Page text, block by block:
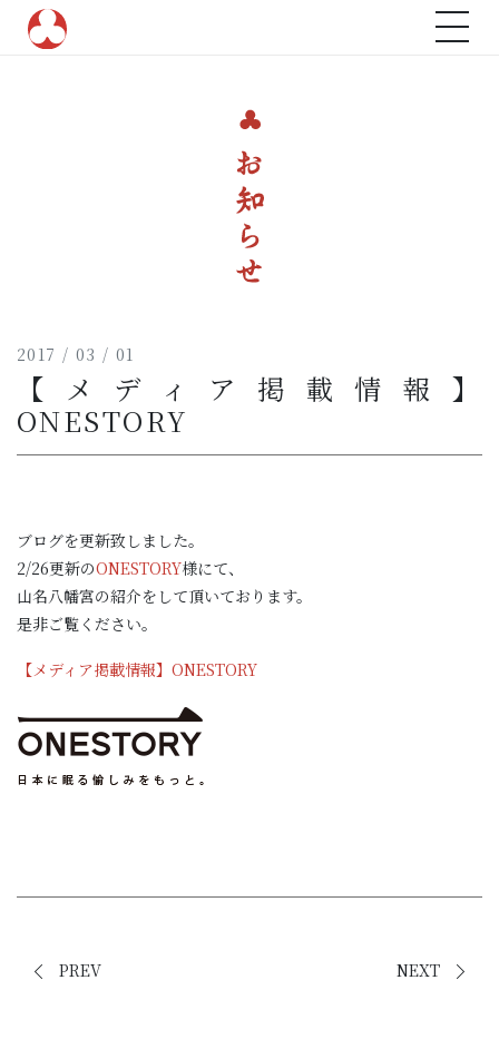
ご祈願のこと
命名のこと
年中行事
山名八幡宮について
神葬祭
令和8年8月
オンライン授与所
ご祈願の予約
2017 / 03 / 01
【メディア掲載情報】
ONESTORY
ブログを更新致しました。
2/26更新のONESTORY様にて、
山名八幡宮の紹介をして頂いております。
是非ご覧ください。
【メディア掲載情報】ONESTORY
PREV NEXT